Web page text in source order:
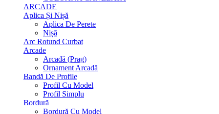
ARCADE
Aplica Și Nișă
Aplica De Perete
Nișă
Arc Rotund Curbat
Arcade
Arcadă (Prag)
Ornament Arcadă
Bandă De Profile
Profil Cu Model
Profil Simplu
Bordură
Bordură Cu Model